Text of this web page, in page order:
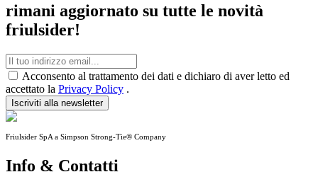
rimani aggiornato su tutte le novità
friulsider!
Acconsento al trattamento dei dati e dichiaro di aver letto ed
accettato la Privacy Policy .
Iscriviti alla newsletter
Friulsider SpA a Simpson Strong-Tie® Company
Info & Contatti